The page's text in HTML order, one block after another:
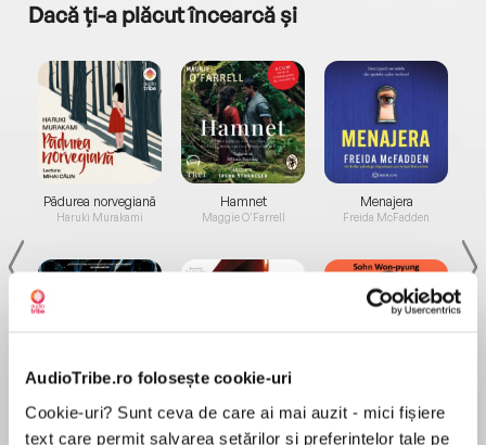
AudioTribe.ro folosește cookie-uri
Cookie-uri? Sunt ceva de care ai mai auzit - mici fișiere
text care permit salvarea setărilor și preferințelor tale pe
Dacă ți-a plăcut încearcă și
Pădurea norvegiană
Haruki Murakami
de...
Dani Francis
Hamnet
Maggie O'Farrell
la...
Lauren Weisberger
Menajera
Freida McFadden
Sohn Won-pyung